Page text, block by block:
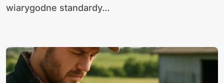
wiarygodne standardy...